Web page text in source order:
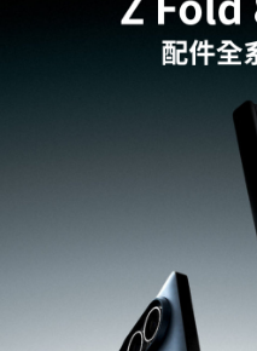
影片企劃：阿康 Kang
影片攝影：阿康 Kang
素材與資料來源 Source /
版權聲明：此影片若有採用
為主，若有採用都會在影片
版權擁有者對於附註或是其
Content / Right：All
video is 100% in order to